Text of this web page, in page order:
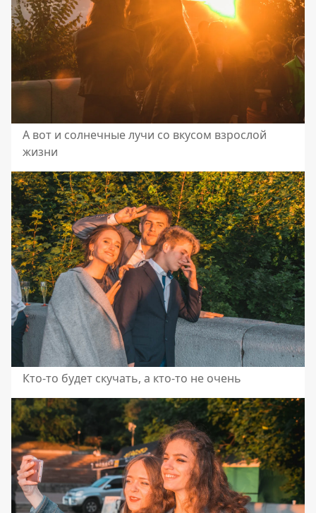
А вот и солнечные лучи со вкусом взрослой
жизни
Кто-то будет скучать, а кто-то не очень